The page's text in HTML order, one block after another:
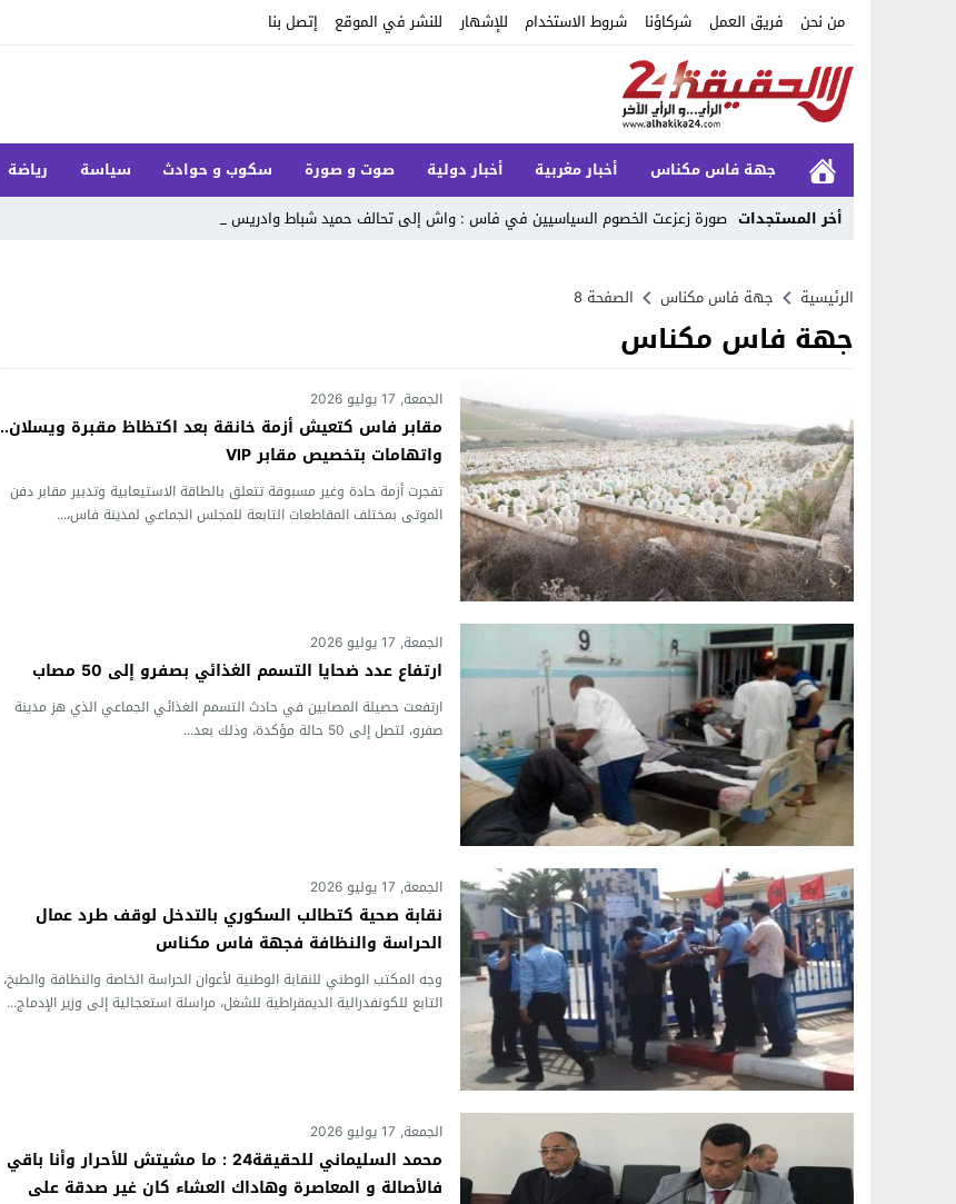
من نحن فريق العمل شركاؤنا شروط الاستخدام للإشهار للنشر في الموقع إتصل بنا
جهة فاس مكناس أخبار مغربية أخبار دولية صوت و صورة سكوب و حوادث سياسة رياضة
أخر المستجدات صورة زعزعت الخصوم السياسيين في فاس : واش إلى تحالف حميد شباط وادريس أبلهاض يقد_
Previous
Next
الرئيسية جهة فاس مكناس الصفحة 8
جهة فاس مكناس
الجمعة, 17 يوليو 2026
مقابر فاس كتعيش أزمة خانقة بعد اكتظاظ مقبرة ويسلان..
واتهامات بتخصيص مقابر VIP
تفجرت أزمة حادة وغير مسبوقة تتعلق بالطاقة الاستيعابية وتدبير مقابر دفن
الموتى بمختلف المقاطعات التابعة للمجلس الجماعي لمدينة فاس،...
الجمعة, 17 يوليو 2026
ارتفاع عدد ضحايا التسمم الغذائي بصفرو إلى 50 مصاب
ارتفعت حصيلة المصابين في حادث التسمم الغذائي الجماعي الذي هز مدينة
صفرو، لتصل إلى 50 حالة مؤكدة، وذلك بعد...
الجمعة, 17 يوليو 2026
نقابة صحية كتطالب السكوري بالتدخل لوقف طرد عمال
الحراسة والنظافة فجهة فاس مكناس
وجه المكتب الوطني للنقابة الوطنية لأعوان الحراسة الخاصة والنظافة والطبخ،
التابع للكونفدرالية الديمقراطية للشغل، مراسلة استعجالية إلى وزير الإدماج...
الجمعة, 17 يوليو 2026
محمد السليماني للحقيقة24 : ما مشيتش للأحرار وأنا باقي
فالأصالة و المعاصرة وهاداك العشاء كان غير صدقة على